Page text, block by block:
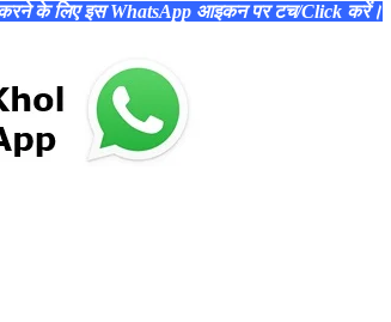
के लिए इस WhatsApp आइकन पर टच/Click करें।